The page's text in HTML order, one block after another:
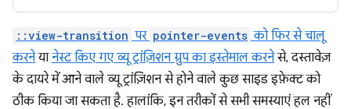
::view-transition पर pointer-events को फिर से चालू
करनेयानेस्ट किए गए व्यू ट्रांज़िशन ग्रुप का इस्तेमाल करनेसे, दस्तावेज़
के दायरे में आने वाले व्यू ट्रांज़िशन से होने वाले कुछ साइड इफ़ेक्ट को
ठीक किया जा सकता है. हालांकि, इन तरीकों से सभी समस्याएं हल नहीं